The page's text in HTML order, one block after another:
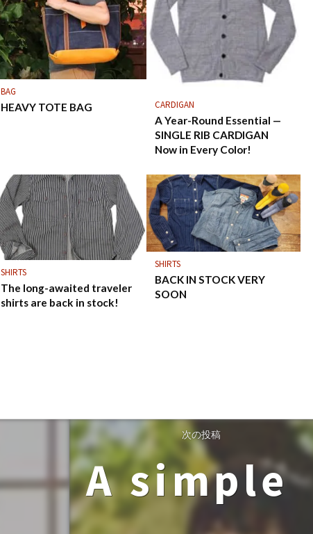
BAG
HEAVY TOTE BAG CARDIGAN
A Year-Round Essential —
SINGLE RIB CARDIGAN
Now in Every Color!
SHIRTS
The long-awaited traveler
shirts are back in stock!
SHIRTS
BACK IN STOCK VERY
SOON
次の投稿
A simple